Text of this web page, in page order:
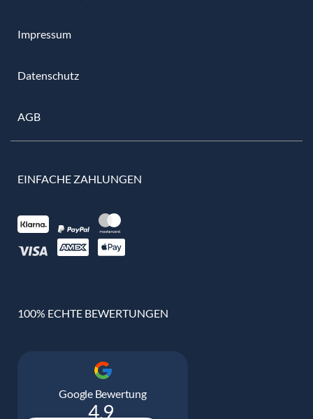
Impressum
Datenschutz
AGB
EINFACHE ZAHLUNGEN
100% ECHTE BEWERTUNGEN
Google Bewertung
4.9